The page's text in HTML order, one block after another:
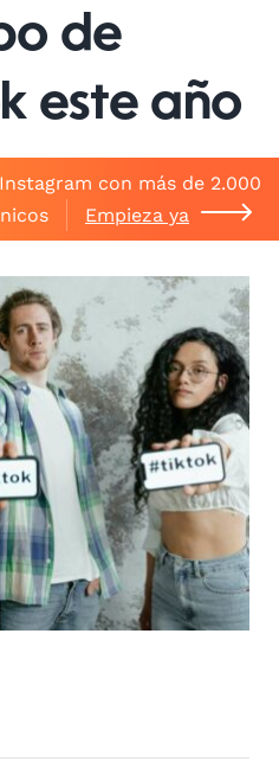
de
este año
con más de 2.000
Empieza ya